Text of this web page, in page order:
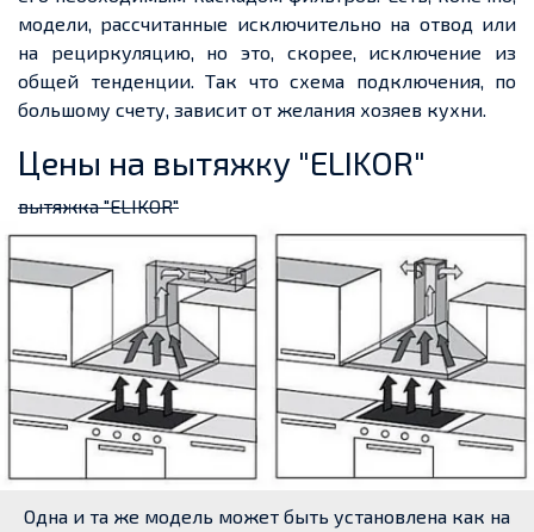
модели, рассчитанные исключительно на отвод или
на рециркуляцию, но это, скорее, исключение из
общей тенденции. Так что схема подключения, по
большому счету, зависит от желания хозяев кухни.
Цены на вытяжку "ELIKOR"
вытяжка "ELIKOR"
Одна и та же модель может быть установлена как на